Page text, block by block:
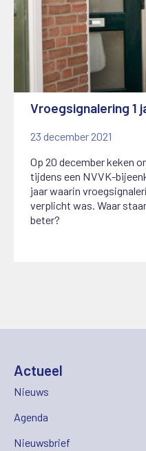
Vroegsignalering 1
23 december 2021
Op 20 december keken
tijdens een NVVK-
jaar waarin
verplicht was. Waar
beter?
Actueel
Nieuws
Agenda
Nieuwsbrief